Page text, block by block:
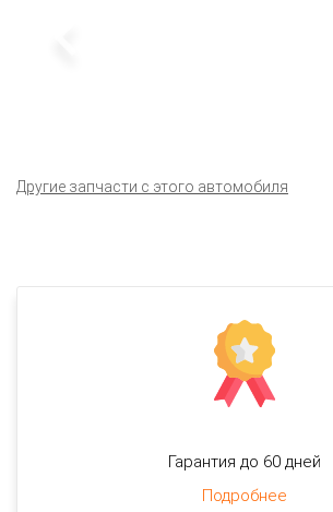
Другие запчасти с этого автомобиля
Гарантия до 60 дней
Подробнее